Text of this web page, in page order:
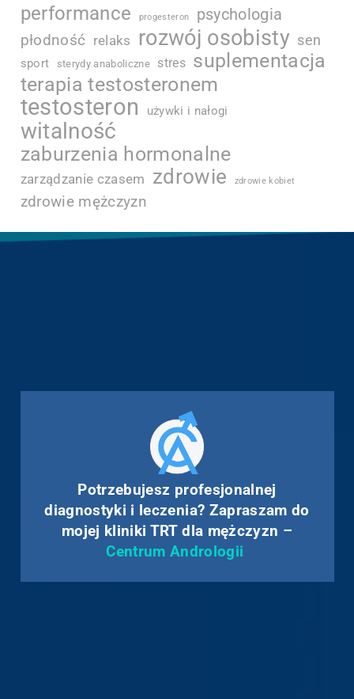
performance progesteron psychologia
płodność relaks rozwój osobisty sen
sport sterydy anaboliczne stres suplementacja
terapia testosteronem
testosteron używki i nałogi
witalność
zaburzenia hormonalne
zarządzanie czasem zdrowie zdrowie kobiet
zdrowie mężczyzn
Potrzebujesz profesjonalnej
diagnostyki i leczenia? Zapraszam do
mojej kliniki TRT dla mężczyzn –
Centrum Andrologii